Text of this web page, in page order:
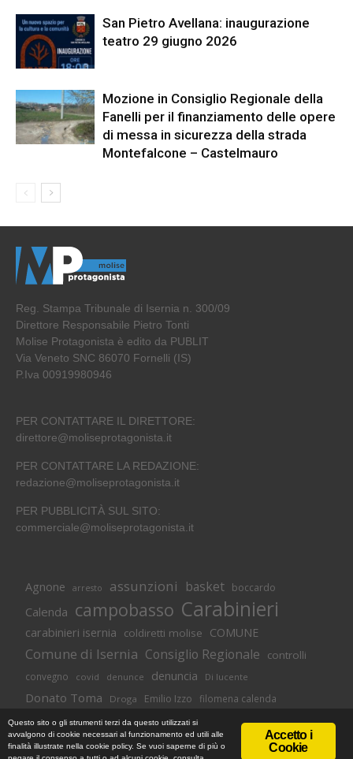
San Pietro Avellana: inaugurazione
teatro 29 giugno 2026
Mozione in Consiglio Regionale della
Fanelli per il finanziamento delle opere
di messa in sicurezza della strada
Montefalcone – Castelmauro
Reg. Stampa Tribunale di Isernia n. 300/09
Direttore Responsabile Pietro Tonti
Molise Protagonista è edito da PUBLIT
Via Veneto SNC 86070 Fornelli (IS)
P.Iva 00919980946
PER CONTATTARE IL DIRETTORE:
direttore@moliseprotagonista.it
PER CONTATTARE LA REDAZIONE:
redazione@moliseprotagonista.it
PER PUBBLICITÀ SUL SITO:
commerciale@moliseprotagonista.it
Agnone arresto assunzioni basket boccardo
Calenda campobasso Carabinieri
carabinieri isernia coldiretti molise COMUNE
Comune di Isernia Consiglio Regionale controlli
convegno covid denunce denuncia Di lucente
Donato Toma Droga Emilio Izzo filomena calenda
Isernia lavoro M5S magnolia molise
neuromed Occupazione polizia polizia di stato
© Copyright 2018 - Informativa Cookie |Privacy Policy
Accetto i
Cookie
Questo sito o gli strumenti terzi da questo utilizzati si
avvalgono di cookie necessari al funzionamento ed utili alle
finalità illustrate nella cookie policy. Se vuoi saperne di più o